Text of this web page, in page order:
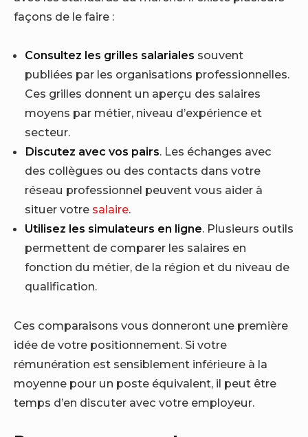
façons de le faire :
Consultez les grilles salariales souvent
publiées par les organisations professionnelles.
Ces grilles donnent un aperçu des salaires
moyens par métier, niveau d’expérience et
secteur.
Discutez avec vos pairs. Les échanges avec
des collègues ou des contacts dans votre
réseau professionnel peuvent vous aider à
situer votre salaire.
Utilisez les simulateurs en ligne. Plusieurs outils
permettent de comparer les salaires en
fonction du métier, de la région et du niveau de
qualification.
Ces comparaisons vous donneront une première
idée de votre positionnement. Si votre
rémunération est sensiblement inférieure à la
moyenne pour un poste équivalent, il peut être
temps d’en discuter avec votre employeur.